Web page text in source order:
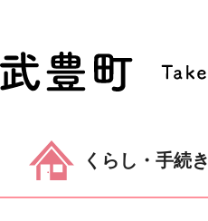
くらし・手続き